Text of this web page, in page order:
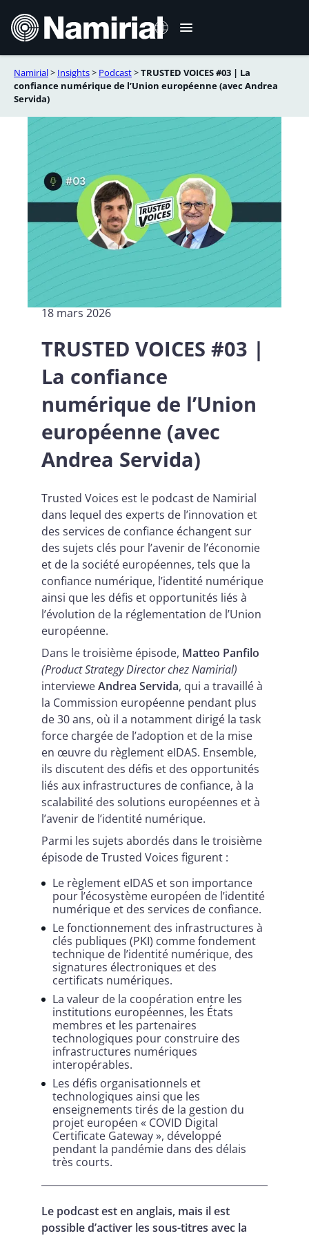
contenu
Italiano
Deutsch
Español
Português
Namirial> Insights> Podcast>TRUSTED VOICES #03 | La
confiance numérique de l’Union européenne (avec Andrea
Servida)
18 mars 2026
TRUSTED VOICES #03 |
La confiance
numérique de l’Union
européenne (avec
Andrea Servida)
Trusted Voices est le podcast de Namirial
dans lequel des experts de l’innovation et
des services de confiance échangent sur
des sujets clés pour l’avenir de l’économie
et de la société européennes, tels que la
confiance numérique, l’identité numérique
ainsi que les défis et opportunités liés à
l’évolution de la réglementation de l’Union
européenne.
Dans le troisième épisode, Matteo Panfilo
(Product Strategy Director chez Namirial)
intervieweAndrea Servida, qui a travaillé à
la Commission européenne pendant plus
de 30 ans, où il a notamment dirigé la task
force chargée de l’adoption et de la mise
en œuvre du règlement eIDAS. Ensemble,
ils discutent des défis et des opportunités
liés aux infrastructures de confiance, à la
scalabilité des solutions européennes et à
l’avenir de l’identité numérique.
Parmi les sujets abordés dans le troisième
épisode de Trusted Voices figurent :
Le règlement eIDAS et son importance
pour l’écosystème européen de l’identité
numérique et des services de confiance.
Le fonctionnement des infrastructures à
clés publiques (PKI) comme fondement
technique de l’identité numérique, des
signatures électroniques et des
certificats numériques.
La valeur de la coopération entre les
institutions européennes, les États
membres et les partenaires
technologiques pour construire des
infrastructures numériques
interopérables.
Les défis organisationnels et
technologiques ainsi que les
enseignements tirés de la gestion du
projet européen « COVID Digital
Certificate Gateway », développé
pendant la pandémie dans des délais
très courts.
Le podcast est en anglais, mais il est
possible d’activer les sous-titres avec la